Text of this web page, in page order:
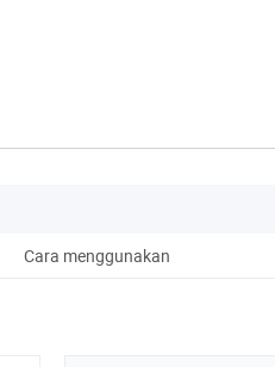
Cara menggunakan